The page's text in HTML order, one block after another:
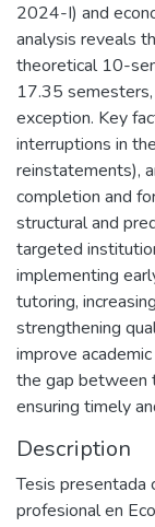
2024-I) and
analysis reveals
theoretical 10-
17.35
exception. Key
interruptions in
reinstatements),
completion and
structural and
targeted
implementing
tutoring,
strengthening
improve
the gap between
ensuring timely
Description
Tesis presentada
profesional en